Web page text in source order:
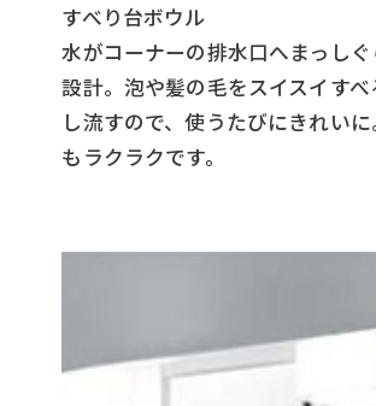
すべり台ボウル
水がコーナーの排水口へまっし
設計。泡や髪の毛をスイスイす
し流すので、使うたびにきれい
もラクラクです。